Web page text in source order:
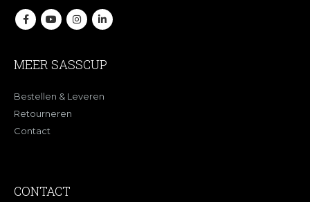
MEER SASSCUP
Bestellen & Leveren
Retourneren
Contact
CONTACT